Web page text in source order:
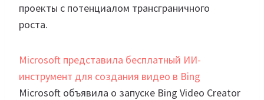
проекты с потенциалом трансграничного
роста.
Microsoft представила бесплатный ИИ-
инструмент для создания видео в Bing
Microsoft объявила о запуске Bing Video Creator